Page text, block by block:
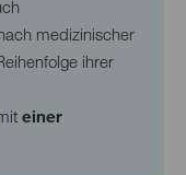
medizinischer
ihrer
einer